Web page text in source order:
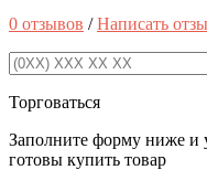
0 отзывов /Написать
Торговаться
Заполните форму ниже и
готовы купить товар